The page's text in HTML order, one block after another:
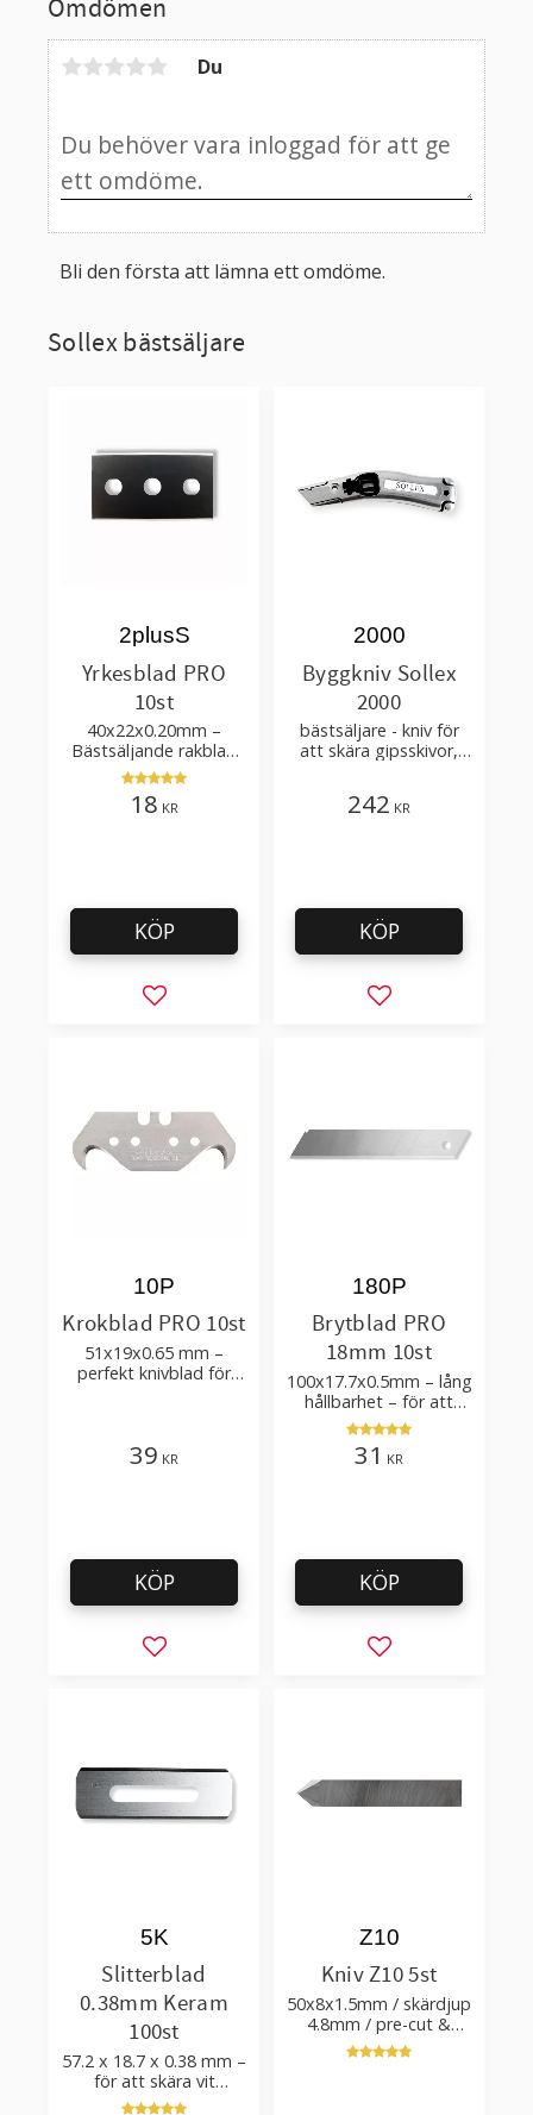
Omdömen
Du
Bli den första att lämna ett omdöme.
Sollex bästsäljare
Yrkesblad PRO
10st
40x22x0.20mm –
Bästsäljande rakblad
för att skära tapet, tyg,
filt, hobby bruk
2plusS
18 KR
Lägg till i favoriter
KÖP
Byggkniv Sollex
2000
bästsäljare - kniv för
att skära gipsskivor,
2000
242 KR
Lägg till i
KÖP
Krokblad PRO 10st
51x19x0.65 mm –
perfekt knivblad för
10P
39 KR
Lägg till i favoriter
KÖP
Brytblad PRO
18mm 10st
100x17.7x0.5mm – lång
hållbarhet – för att
skära kartong, tapet
och golvmaterial
180P
31 KR
Lägg till i
KÖP
Slitterblad
0.38mm Keram
100st
57.2 x 18.7 x 0.38 mm –
för att skära vit
plastfilm med tillsatser
5K
Kniv Z10 5st
50x8x1.5mm / skärdjup
4.8mm / pre-cut &
post-cut 0.84xTm /
skärvinkel 50°
Z10